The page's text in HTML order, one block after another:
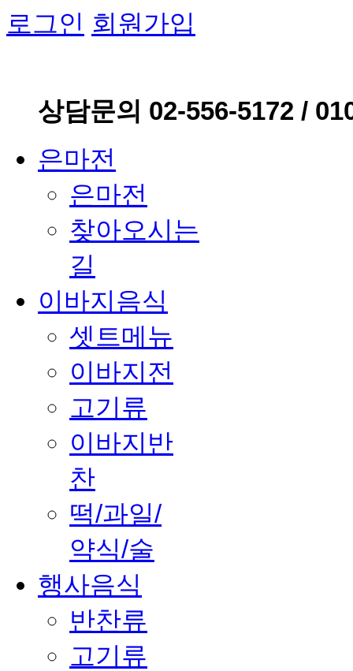
로그인 회원가입
상담문의 02-556-5172 /
은마전
은마전
찾아오시는
길
이바지음식
셋트메뉴
이바지전
고기류
이바지반
찬
떡/과일/
약식/술
행사음식
반찬류
고기류